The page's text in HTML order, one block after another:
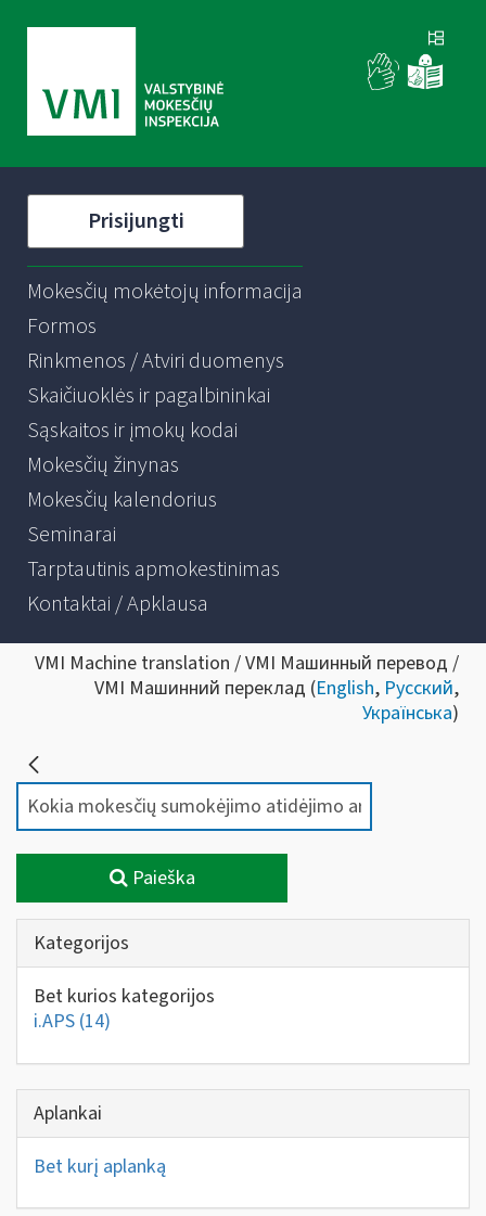
Prisijungti
Mokesčių mokėtojų informacija
Formos
Rinkmenos / Atviri duomenys
Skaičiuoklės ir pagalbininkai
Sąskaitos ir įmokų kodai
Mokesčių žinynas
Mokesčių kalendorius
Seminarai
Tarptautinis apmokestinimas
Kontaktai / Apklausa
VMI Machine translation / VMI Машинный перевод /
VMI Машинний переклад (English, Русский,
Українська)
Paieška
Kategorijos
Bet kurios kategorijos
i.APS (14)
Aplankai
Bet kurį aplanką